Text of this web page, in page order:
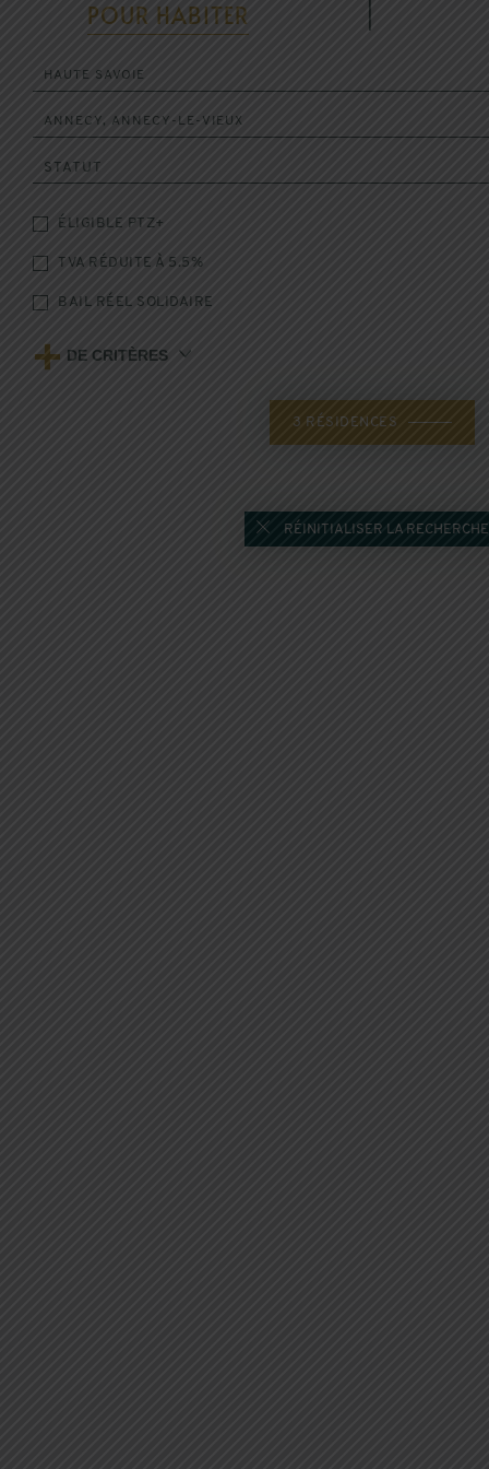
POUR HABITER
HAUTE SAVOIE
ANNECY, ANNECY-LE-VIEUX
STATUT
ÉLIGIBLE PTZ+
TVA RÉDUITE À 5.5%
BAIL RÉEL SOLIDAIRE
+ DE CRITÈRES
3 RÉSIDENCES
RÉINITIALISER LA RECHERCHE